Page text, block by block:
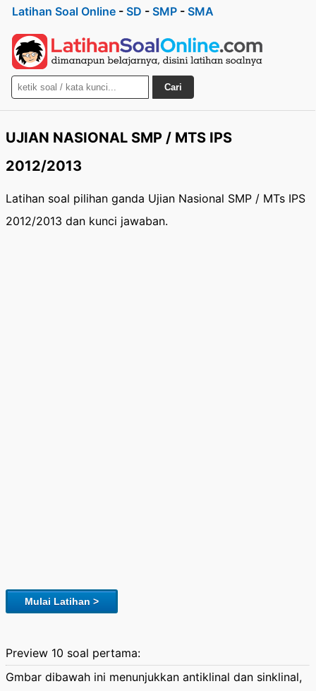
Latihan Soal Online - SD - SMP - SMA
Cari
UJIAN NASIONAL SMP / MTS IPS
2012/2013
Latihan soal pilihan ganda Ujian Nasional SMP / MTs IPS
2012/2013 dan kunci jawaban.
Mulai Latihan >
Preview 10 soal pertama:
Gmbar dibawah ini menunjukkan antiklinal dan sinklinal,